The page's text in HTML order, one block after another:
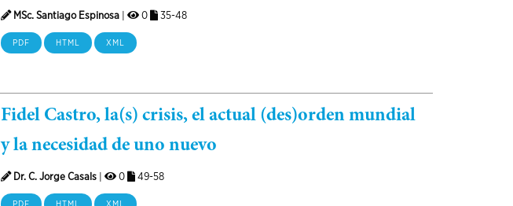
MSc. Santiago Espinosa 0 35-48
PDF HTML XML
Fidel Castro, la(s) crisis, el actual (des)orden mundial
y la necesidad de uno nuevo
Dr. C. Jorge Casals 0 49-58
PDF HTML XML